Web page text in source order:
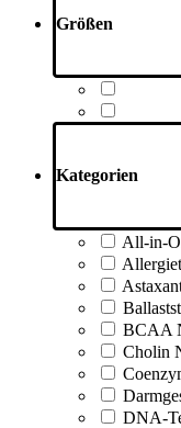
Größen
Kategorien
All-in-
BCAA
Cholin
DNA-